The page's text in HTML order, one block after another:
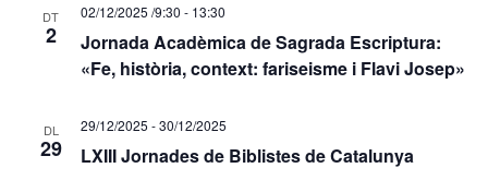
DT
2
Jornada Acadèmica de Sagrada Escriptura:
«Fe, història, context: fariseisme i Flavi Josep»
02/12/2025 /9:30 - 13:30
DL
29 LXIII Jornades de Biblistes de Catalunya
29/12/2025 -30/12/2025